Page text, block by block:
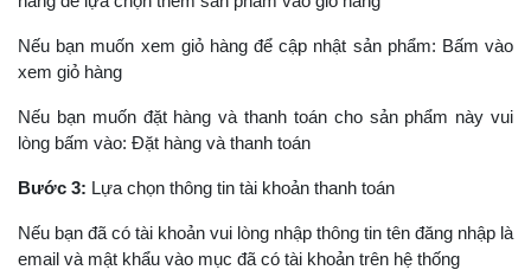
Nếu bạn muốn xem giỏ hàng để cập nhật sản phẩm: Bấm vào
xem giỏ hàng
Nếu bạn muốn đặt hàng và thanh toán cho sản phẩm này vui
lòng bấm vào: Đặt hàng và thanh toán
Bước 3: Lựa chọn thông tin tài khoản thanh toán
Nếu bạn đã có tài khoản vui lòng nhập thông tin tên đăng nhập là
email và mật khẩu vào mục đã có tài khoản trên hệ thống